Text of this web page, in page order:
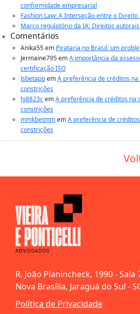
conformidade empresarial
Fashion Law: A Interseção entre o
Marco regulatório da IA: Direitos
Comentários
Anika55em Pirataria no Brasil: um
Jermaine795emA importância da
certificação ISO
lsbetappemA preferência de créditos
constrições
hi8823cemA preferência de créditos na
constrições
mmkbetmmemA preferência de
constrições
R. João Planincheck, 1990 - Sala
Nova Brasília, Jaraguá do Sul -
Política de Privacidade